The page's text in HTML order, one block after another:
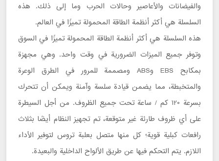
والفيضانات والأعاصير وحالات الحرب وما إلى ذلك. هذه
السلسلة هي أكثر أنظمة الطاقة المحمولة تميزًا في العالم.
هذه السلسلة هي أكثر أنظمة الطاقة المحمولة تميزًا في السوق
وتوفر جميع الميزات الضرورية في وقت واحد. وهي مجهزة
بمكابح EBS وABS ومصممة للمرور في الطرق الوعرة
والمتخبطة، مما يضمن قيادة سلسة وآمنة ويمكن أن تتحرك
بسرعة 120 كم / ساعة تحت جميع الظروف. من أجل السيطرة
على أي ظروف طارئة غير متوقعة، تم تجهيز النظام أيضًا بثلاث
رافعات كبلية قوية؛ كل منها متصل بعلبة تروس لتوفير الأداء
اللازم. يتم التحكم فيها عن طريق الألواح الداخلية والبعيدة.